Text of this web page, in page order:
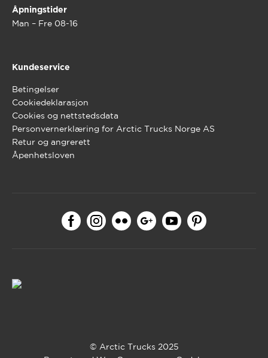
Åpningstider
Man – Fre 08-16
Kundeservice
Betingelser
Cookiedeklarasjon
Cookies og nettstedsdata
Personvernerklæring for Arctic Trucks Norge AS
Retur og angrerett
Åpenhetsloven
© Arctic Trucks 2025